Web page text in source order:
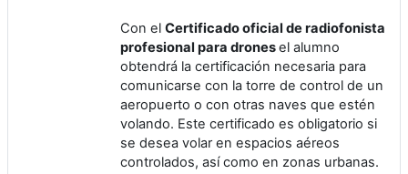
Con el Certificado oficial de radiofonista
profesional para dronesel alumno
obtendrá la certificación necesaria para
comunicarse con la torre de control de un
aeropuerto o con otras naves que estén
volando. Este certificado es obligatorio si
se desea volar en espacios aéreos
controlados, así como en zonas urbanas.